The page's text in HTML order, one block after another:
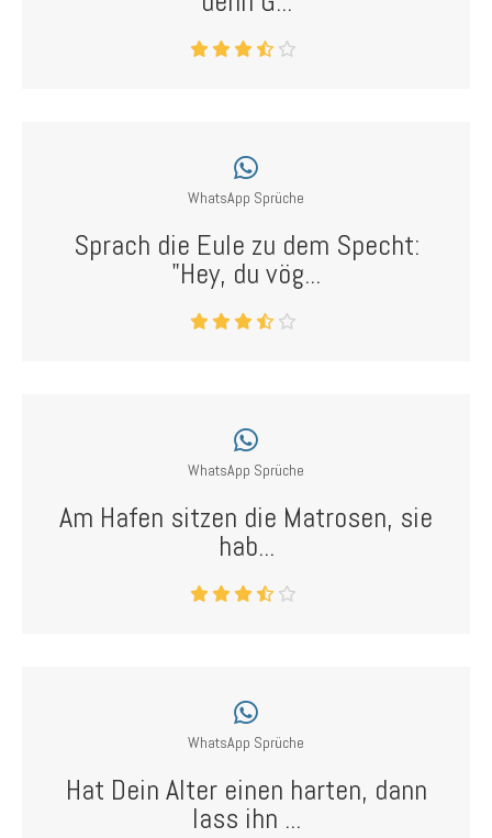
WhatsApp Sprüche
Sprach die Eule zu dem Specht:
"Hey, du vög...
WhatsApp Sprüche
Am Hafen sitzen die Matrosen, sie
hab...
WhatsApp Sprüche
Hat Dein Alter einen harten, dann
lass ihn ...